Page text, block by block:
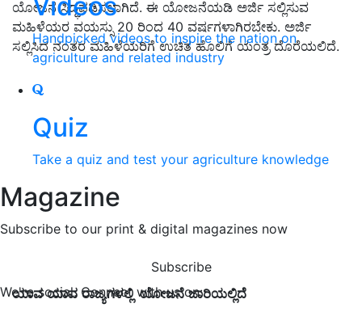
Handpicked videos to inspire the nation on
agriculture and related industry
Quiz
Take a quiz and test your agriculture knowledge
Magazine
Subscribe to our print & digital magazines now
Subscribe
We're social. Connect with us on:
ಯೋಜನೆ ಸಿದ್ಧಪಡಿಸಲಾಗಿದೆ. ಈ ಯೋಜನೆಯಡಿ ಅರ್ಜಿ ಸಲ್ಲಿಸುವ
ಮಹಿಳೆಯರ ವಯಸ್ಸು 20 ರಿಂದ 40 ವರ್ಷಗಳಾಗಿರಬೇಕು. ಅರ್ಜಿ
ಸಲ್ಲಿಸಿದ ನಂತರ ಮಹಿಳೆಯರಿಗೆ ಉಚಿತ ಹೊಲಿಗೆ ಯಂತ್ರ ದೊರೆಯಲಿದೆ.
ಯಾವ ಯಾವ ರಾಜ್ಯಗಳಲ್ಲಿ ಯೋಜನೆ ಜಾರಿಯಲ್ಲಿದೆ